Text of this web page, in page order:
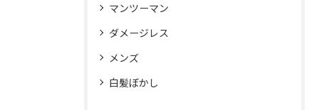
マンツーマン
ダメージレス
メンズ
白髪ぼかし